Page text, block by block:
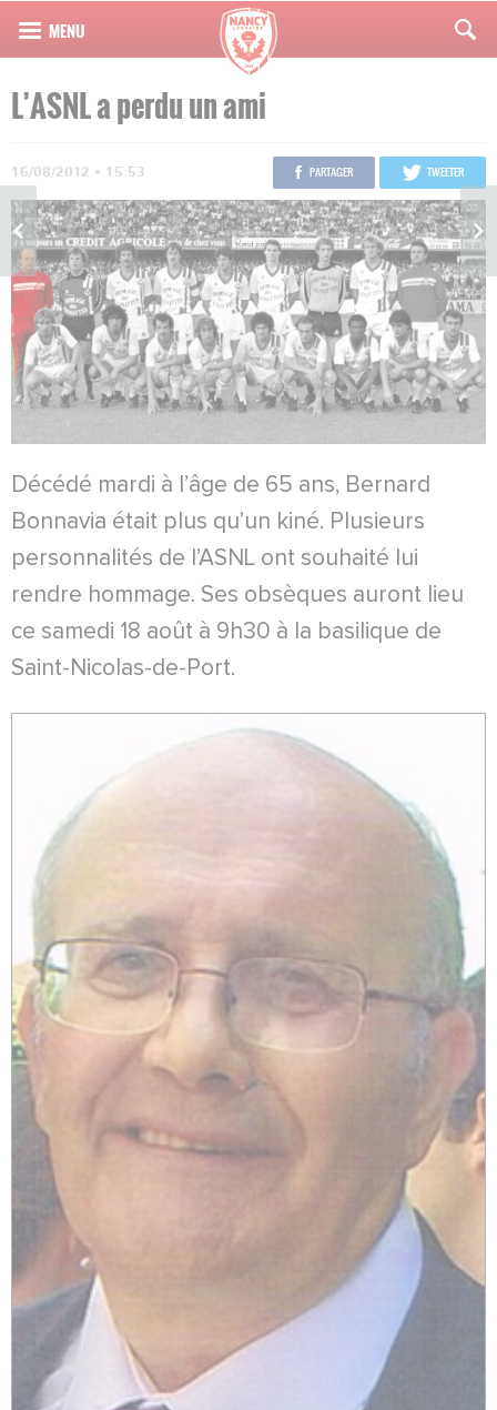
L’ASNL a perdu un ami
16/08/2012 • 15:53 PARTAGER TWEETER
Décédé mardi à l’âge de 65 ans, Bernard
Bonnavia était plus qu’un kiné. Plusieurs
personnalités de l’ASNL ont souhaité lui
rendre hommage. Ses obsèques auront lieu
ce samedi 18 août à 9h30 à la basilique de
Saint-Nicolas-de-Port.